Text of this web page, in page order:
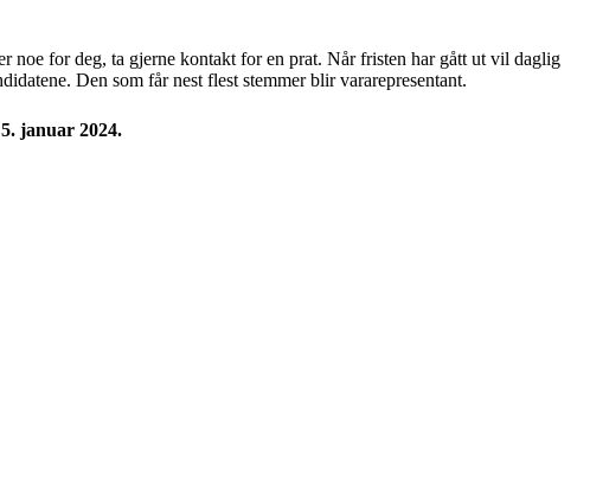
noe for deg, ta gjerne kontakt for en prat. Når fristen har gått ut vil daglig
Den som får nest flest stemmer blir vararepresentant.
januar 2024.